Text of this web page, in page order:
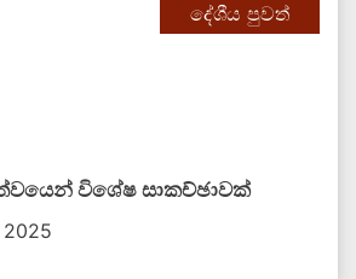
දේශීය පුවත්
විශේෂ සාකච්ඡාවක්
2025